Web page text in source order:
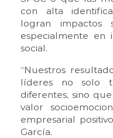
con alta
logran impactos
especialmente en
social.
“Nuestros
líderes no solo
diferentes, sino
valor
empresarial
García.